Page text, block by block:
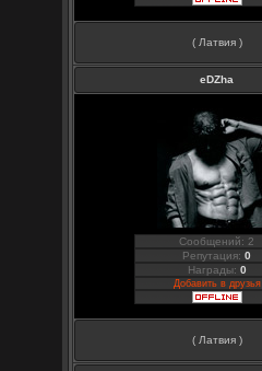
( Латвия )
eDZha
Сообщений: 2
Репутация:0
Награды: 0
Добавить в друзья
( Латвия )